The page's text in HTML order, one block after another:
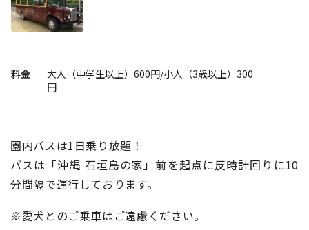
リトルワールドとは
館内マップ
イベント･お知らせ
お問い合わせ
報道関係者･撮影希望者の方へ
料金
大人（中学生以上）600円/小人（3歳以上）300
円
園内バスは1日乗り放題！
バスは「沖縄 石垣島の家」前を起点に反時計回りに10
分間隔で運行しております。
※愛犬とのご乗車はご遠慮ください。